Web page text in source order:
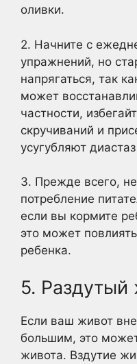
оливки.
2. Начните с
упражнений, но
напрягаться, так
может
частности,
скручиваний и
усугубляют
3. Прежде всего,
потребление
если вы кормите
это может
ребенка.
5. Раздутый
Если ваш живот
большим, это
живота. Вздутие